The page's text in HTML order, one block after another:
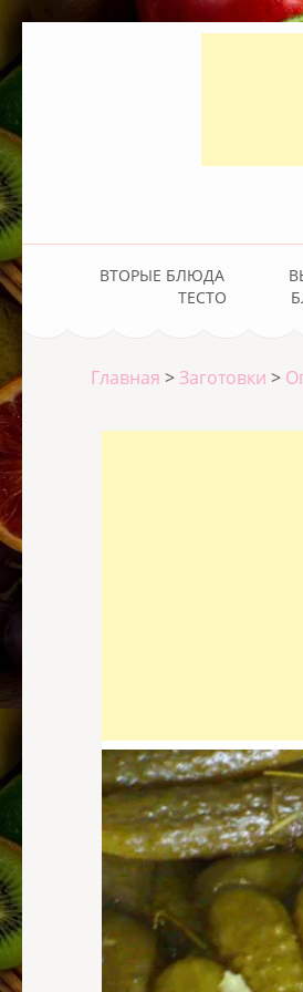
ВТОРЫЕ БЛЮДА
ТЕСТО
Главная >Заготовки >